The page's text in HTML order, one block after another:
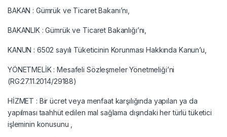
BAKAN : Gümrük ve Ticaret Bakanı’nı,
BAKANLIK : Gümrük ve Ticaret Bakanlığı’nı,
KANUN : 6502 sayılı Tüketicinin Korunması Hakkında Kanun’u,
YÖNETMELİK : Mesafeli Sözleşmeler Yönetmeliği’ni
(RG:27.11.2014/29188)
HİZMET : Bir ücret veya menfaat karşılığında yapılan ya da
yapılması taahhüt edilen mal sağlama dışındaki her türlü tüketici
işleminin konusunu ,